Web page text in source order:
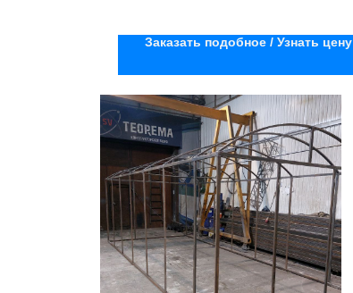
Заказать подобное / Узнать цену